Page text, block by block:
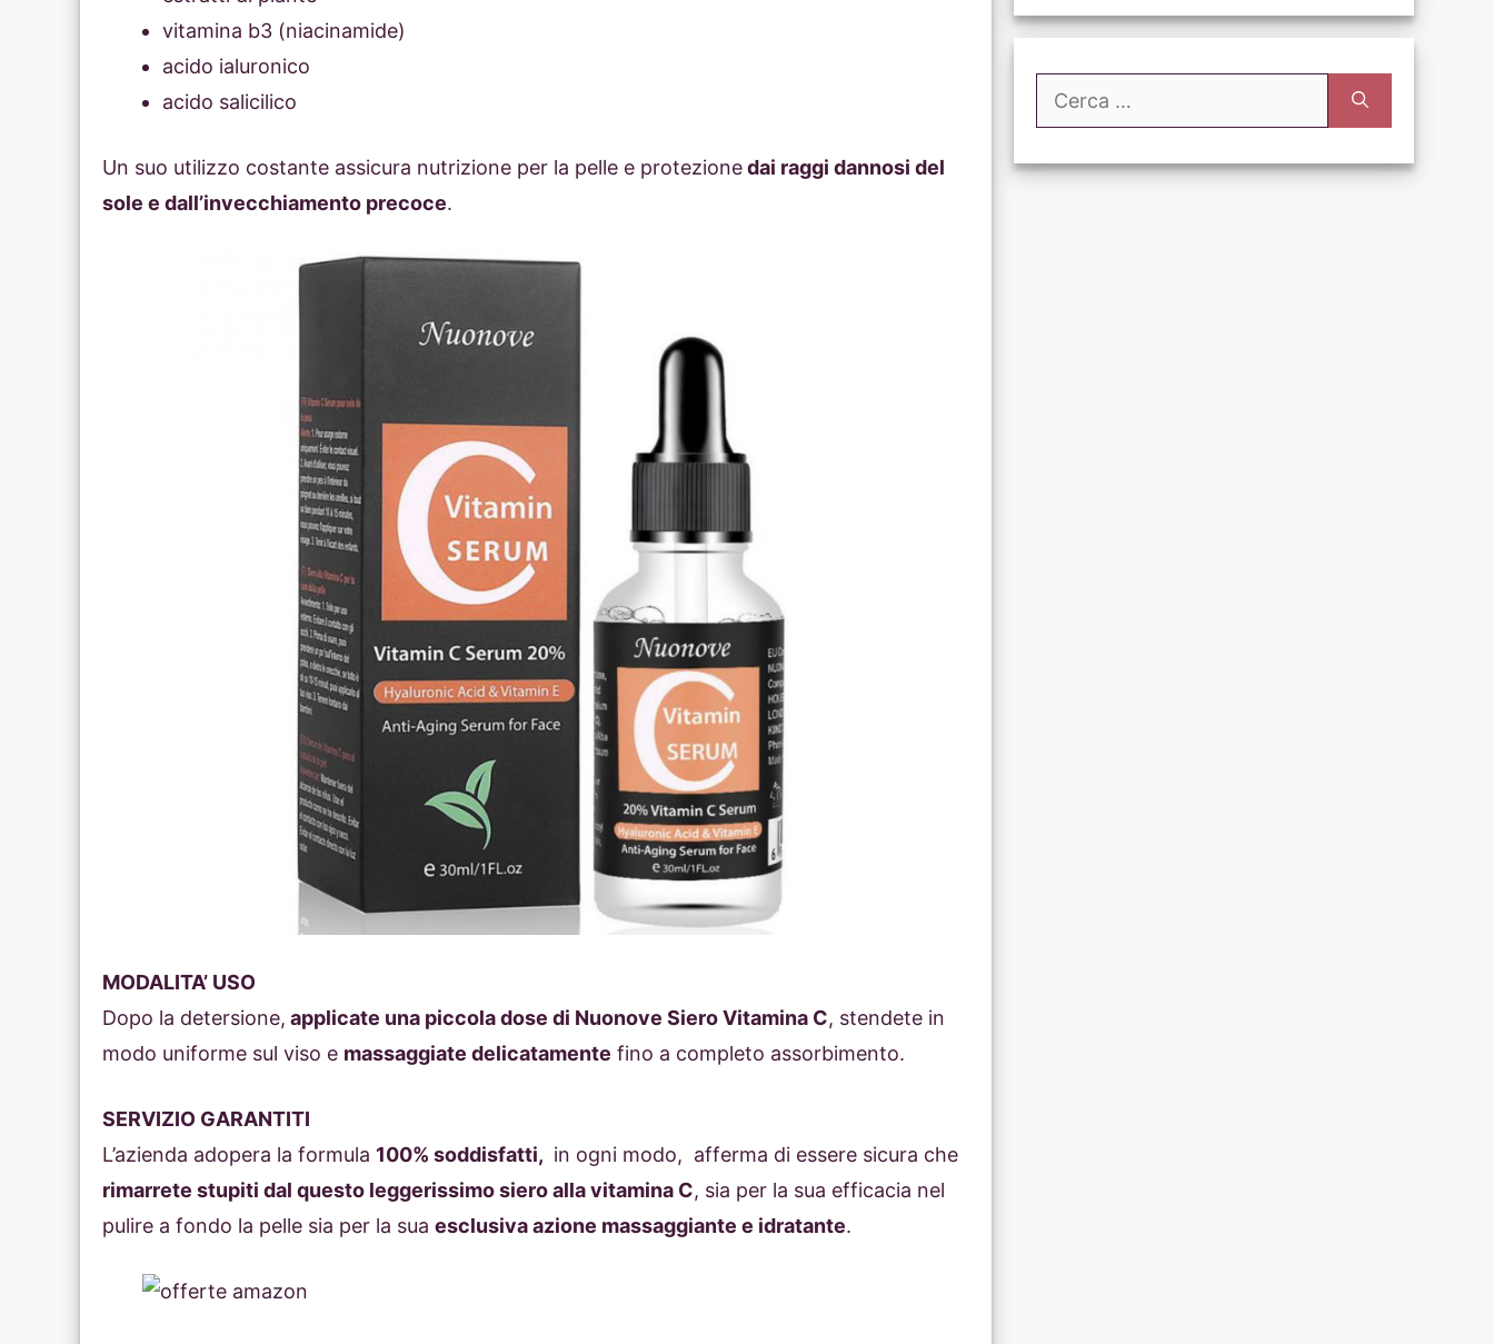
vitamina b3 (niacinamide)
acido ialuronico
acido salicilico
Un suo utilizzo costante assicura nutrizione per la pelle e protezionedai raggi dannosi del
sole e dall’invecchiamento precoce.
MODALITA’ USO
Dopo la detersione, applicate una piccola dose di Nuonove Siero Vitamina C, stendete in
modo uniforme sul viso e massaggiate delicatamente fino a completo assorbimento.
SERVIZIO GARANTITI
L’azienda adopera la formula 100% soddisfatti, in ogni modo, afferma di essere sicura che
rimarrete stupiti dal questo leggerissimo siero alla vitamina C, sia per la sua efficacia nel
pulire a fondo la pelle sia per la sua esclusiva azione massaggiante e idratante.
Ricerca